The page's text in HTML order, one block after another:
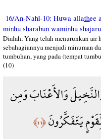
16/An-Nahl-10: Huwa allathee
minhu sharabun waminhu
Dialah, Yang telah menurunkan
sebahagiannya menjadi minuman
tumbuhan, yang pada (tempat
(10)
وَالأَعْنَابَ وَمِن
يَتَفَكَّرُونَ﴿١١﴾